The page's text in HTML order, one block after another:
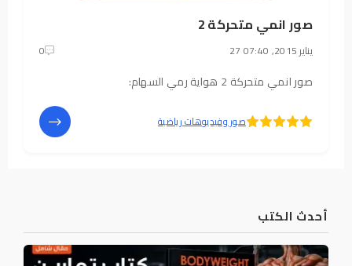
أحدث الكتب
صور انمي متحركة 2
27 يناير 2015, 07:40 0
صور انمي متحركة 2 هواية رمي السهام:
صور وفيديوهات رياضية